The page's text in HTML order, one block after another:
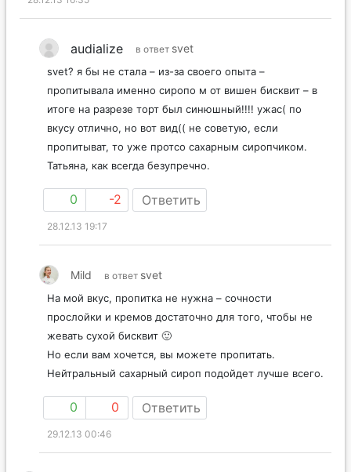
audialize в ответ svet
svet? я бы не стала – из-за своего опыта –
пропитывала именно сиропо м от вишен бисквит – в
итоге на разрезе торт был синюшный!!!! ужас( по
вкусу отлично, но вот вид(( не советую, если
пропитыват, то уже протсо сахарным сиропчиком.
Татьяна, как всегда безупречно.
0 -2 Ответить
28.12.13 19:17
Mild в ответ svet
На мой вкус, пропитка не нужна – сочности
прослойки и кремов достаточно для того, чтобы не
жевать сухой бисквит 🙂
Но если вам хочется, вы можете пропитать.
Нейтральный сахарный сироп подойдет лучше всего.
0 0 Ответить
29.12.13 00:46